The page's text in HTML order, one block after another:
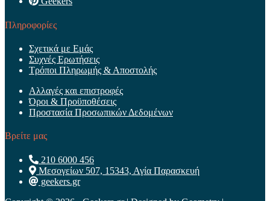
Πληροφορίες
Σχετικά με Εμάς
Συχνές Ερωτήσεις
Τρόποι Πληρωμής & Αποστολής
Αλλαγές και επιστροφές
Όροι & Προϋποθέσεις
Προστασία Προσωπικών Δεδομένων
Βρείτε μας
210 6000 456
Μεσογείων 507, 15343, Αγία Παρασκευή
geekers.gr